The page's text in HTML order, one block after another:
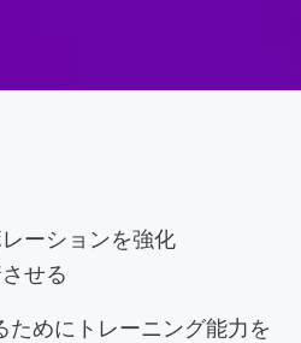
ーションを強化
せる
めにトレーニング能力を